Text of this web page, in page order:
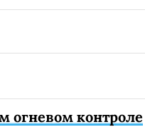
огневом контроле